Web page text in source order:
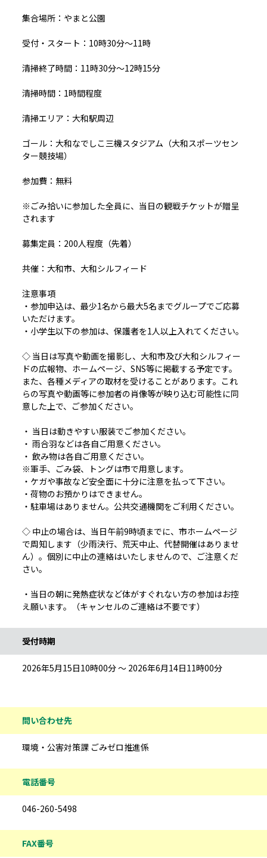
集合場所：やまと公園
受付・スタート：10時30分～11時
清掃終了時間：11時30分～12時15分
清掃時間：1時間程度
清掃エリア：大和駅周辺
ゴール：大和なでしこ三機スタジアム（大和スポーツセン
ター競技場）
参加費：無料
※ごみ拾いに参加した全員に、当日の観戦チケットが贈呈
されます
募集定員：200人程度（先着）
共催：大和市、大和シルフィード
注意事項
・参加申込は、最少1名から最大5名までグループでご応募
いただけます。
・小学生以下の参加は、保護者を1人以上入れてください。
◇ 当日は写真や動画を撮影し、大和市及び大和シルフィー
ドの広報物、ホームページ、SNS等に掲載する予定です。
また、各種メディアの取材を受けることがあります。これ
らの写真や動画等に参加者の肖像等が映り込む可能性に同
意した上で、ご参加ください。
・ 当日は動きやすい服装でご参加ください。
・ 雨合羽などは各自ご用意ください。
・ 飲み物は各自ご用意ください。
※軍手、ごみ袋、トングは市で用意します。
・ケガや事故など安全面に十分に注意を払って下さい。
・荷物のお預かりはできません。
・駐車場はありません。公共交通機関をご利用ください。
◇ 中止の場合は、当日午前9時頃までに、市ホームページ
で周知します（少雨決行、荒天中止、代替開催はありませ
ん）。個別に中止の連絡はいたしませんので、ご注意くだ
さい。
・当日の朝に発熱症状など体がすぐれない方の参加はお控
え願います。（キャンセルのご連絡は不要です）
受付時期
2026年5月15日10時00分 ～ 2026年6月14日11時00分
問い合わせ先
環境・公害対策課 ごみゼロ推進係
電話番号
046-260-5498
FAX番号